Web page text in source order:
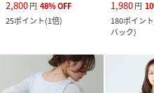
2,800円 48%OFF
25ポイント(1倍)
1,980円 10
180ポイント
バック)